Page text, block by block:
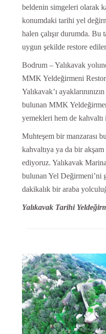
beldenin simgeleri olarak
konumdaki tarihi yel
halen çalışır durumda. Bu
uygun şekilde restore
Bodrum – Yalıkavak
MMK Yeldeğirmeni
Yalıkavak’ı
bulunan MMK
yemekleri hem de
Muhteşem bir manzarası
kahvaltıya ya da bir
ediyoruz. Yalıkavak
bulunan Yel Değirmeni’ni
dakikalık bir araba
Yalıkavak Tarihi